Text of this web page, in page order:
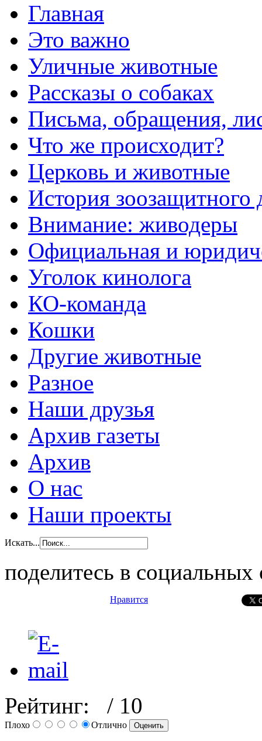
Главная
Это важно
Уличные животные
Рассказы о собаках
Письма, обращения,
Что же происходит?
Церковь и животные
История зоозащитного
Внимание: живодеры
Официальная и
Уголок кинолога
КО-команда
Кошки
Другие животные
Разное
Наши друзья
Архив газеты
Архив
О нас
Наши проекты
Искать...
поделитесь в социальных
Нравится
Рейтинг: / 10
Плохо Отлично